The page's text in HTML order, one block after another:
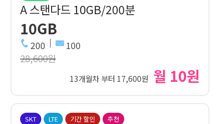
A 스탠다드 10GB/200분
10GB
200 100
28,600원
13개월차 부터 17,600원 월 10원
SKT LTE 기간 할인 추천